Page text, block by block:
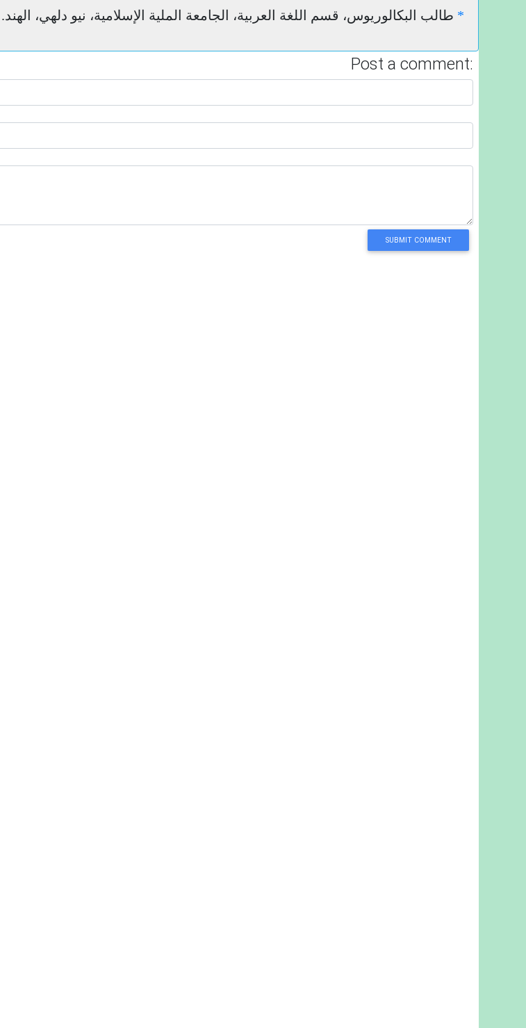
* طالب البكالوريوس، قسم اللغة العربية، الجامعة الملية الإسلامية، نيو دلهي، الهند.
Post a comment:
SUBMIT COMMENT